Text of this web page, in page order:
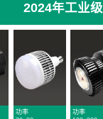
2024年工业